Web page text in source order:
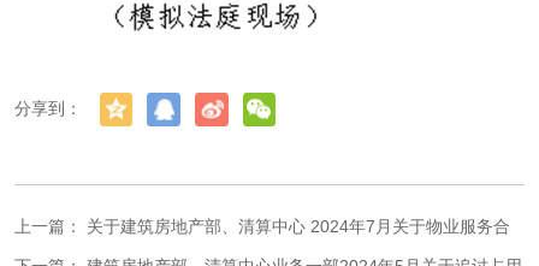
分享到：
上一篇： 关于建筑房地产部、清算中心 2024年7月关于物业服务合